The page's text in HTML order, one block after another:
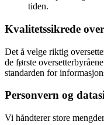
tiden.
Kvalitetssikrede
Det å velge riktig
de første
standarden for
Personvern og
Vi håndterer store